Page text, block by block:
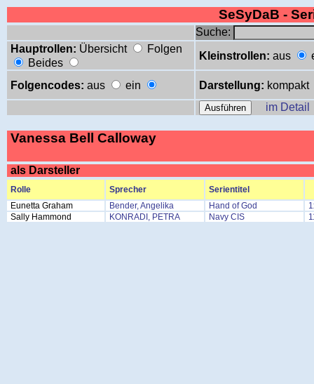
SeSyDaB -
Suche:
Hauptrollen: Übersicht
Folgen
Beides
Kleinstrollen: aus
Folgencodes: aus ein Darstellung: kompakt
im Detail
Vanessa Bell Calloway
als Darsteller
Rolle Sprecher
Serientitel
Eunetta Graham
Bender, Angelika Hand of God
Sally Hammond
KONRADI, PETRA Navy CIS